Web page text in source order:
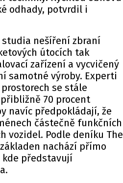
odhady, potvrdil i
studia nešíření zbraní
útocích tak
zařízení a vycvičený
samotné výroby. Experti
se stále
70 procent
navíc předpokládají, že
částečně funkčních
vozidel. Podle deníku The
nachází přímo
kde představují